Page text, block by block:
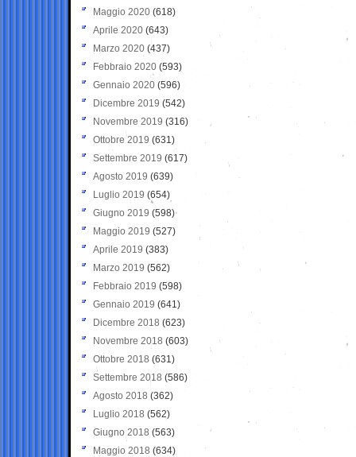
Maggio 2020 (618)
Aprile 2020 (643)
Marzo 2020 (437)
Febbraio 2020 (593)
Gennaio 2020 (596)
Dicembre 2019 (542)
Novembre 2019 (316)
Ottobre 2019 (631)
Settembre 2019 (617)
Agosto 2019 (639)
Luglio 2019 (654)
Giugno 2019 (598)
Maggio 2019 (527)
Aprile 2019 (383)
Marzo 2019 (562)
Febbraio 2019 (598)
Gennaio 2019 (641)
Dicembre 2018 (623)
Novembre 2018 (603)
Ottobre 2018 (631)
Settembre 2018 (586)
Agosto 2018 (362)
Luglio 2018 (562)
Giugno 2018 (563)
Maggio 2018 (634)